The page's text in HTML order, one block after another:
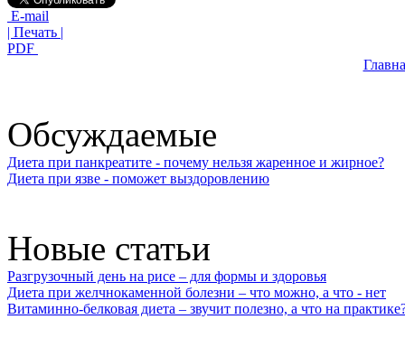
E-mail
| Печать |
PDF
Обсуждаемые
Диета при панкреатите - почему нельзя жаренное и жирное?
Диета при язве - поможет выздоровлению
Новые статьи
Разгрузочный день на рисе – для формы и здоровья
Диета при желчнокаменной болезни – что можно, а что - нет
Витаминно-белковая диета – звучит полезно, а что на